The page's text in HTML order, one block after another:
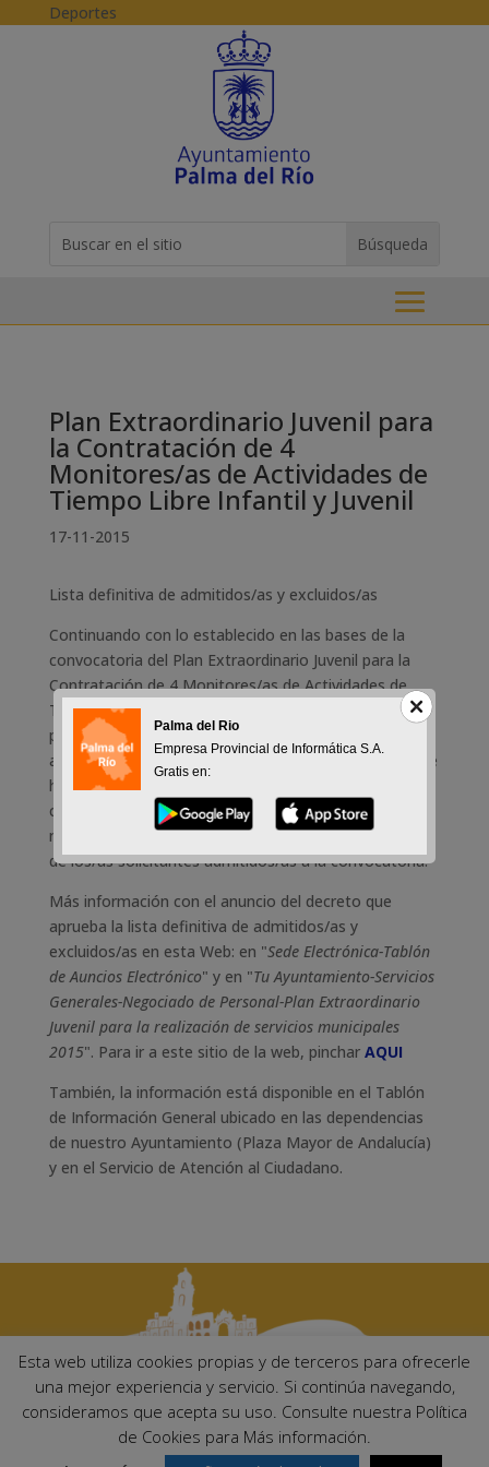
Skip to content
Deportes
for...
Plan Extraordinario Juvenil para
la Contratación de 4
Monitores/as de Actividades de
Tiempo Libre Infantil y Juvenil
17-11-2015
Lista definitiva de admitidos/as y excluidos/as
Continuando con lo establecido en las bases de la
convocatoria del Plan Extraordinario Juvenil para la
Contratación de 4 Monitores/as de Actividades de
Tiempo Libre Infantil y Juvenil, y una vez concluido el
plazo para subsanar errores y falta de documentación
a la lista provisional de admitidos/as y excluidos/as, se
ha aprobado la lista definitiva. Asímismo, queda
convocada la Comisión de Selección para el día 20 de
noviembre, fecha en la que comenzará la baremación
de los/as solicitantes admitidos/as a la convocatoria.
Más información con el anuncio del decreto que
aprueba la lista definitiva de admitidos/as y
excluidos/as en esta Web: en "Sede Electrónica-Tablón
de Auncios Electrónico" y en "Tu Ayuntamiento-Servicios
Generales-Negociado de Personal-Plan Extraordinario
Juvenil para la realización de servicios municipales
2015". Para ir a este sitio de la web, pinchar AQUI
También, la información está disponible en el Tablón
de Información General ubicado en las dependencias
de nuestro Ayuntamiento (Plaza Mayor de Andalucía)
y en el Servicio de Atención al Ciudadano.
Ayuntamiento de Palma del Río. Plaza Mayor de Andalucía, 1 C.P:
14700 – Palma del Río (Córdoba)
Esta web utiliza cookies propias y de terceros para ofrecerle
una mejor experiencia y servicio. Si continúa navegando,
consideramos que acepta su uso. Consulte nuestra Política
de Cookies para Más información.
Palma del Rio
Empresa Provincial de Informática S.A.
Gratis en: